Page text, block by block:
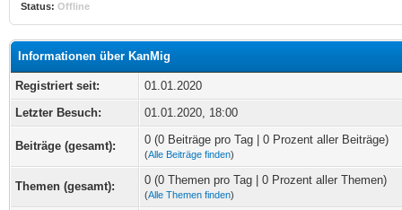
Status: Offline
Informationen über KanMig
Registriert seit:
01.01.2020
Letzter Besuch:
01.01.2020, 18:00
Beiträge (gesamt): 0 (0 Beiträge pro Tag | 0 Prozent aller Beiträge)
(Alle Beiträge finden)
Themen (gesamt): 0 (0 Themen pro Tag | 0 Prozent aller Themen)
(Alle Themen finden)